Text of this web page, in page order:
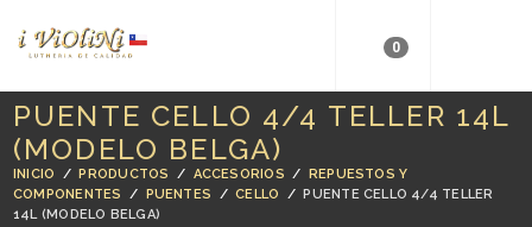
0
PUENTE CELLO 4/4 TELLER 14L
(MODELO BELGA)
INICIO /PRODUCTOS / ACCESORIOS / REPUESTOS Y
COMPONENTES
/ PUENTES /CELLO /PUENTE CELLO 4/4 TELLER
14L (MODELO BELGA)